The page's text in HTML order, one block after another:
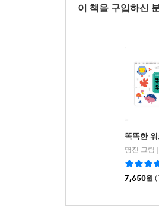
이 책을 구입하신
똑똑한 워
명진 그림
7,650원